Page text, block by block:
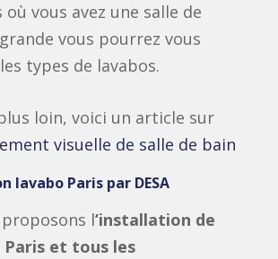
où vous avez une salle de
vous pourrez vous
types de lavabos.
loin, voici un article sur
visuelle de salle de bain
lavabo Paris par DESA
l’installation de
Paris et tous les